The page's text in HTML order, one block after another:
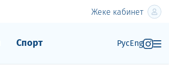
Жеке кабинет
Спорт РусEng